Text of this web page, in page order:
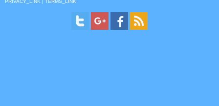
PRIVACY_LINK | TERMS_LINK